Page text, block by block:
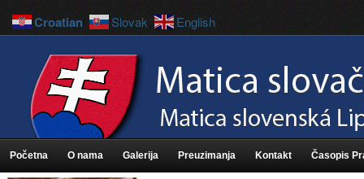
Početna O nama Galerija Preuzimanja Kontakt Časopis
Croatian Slovak English